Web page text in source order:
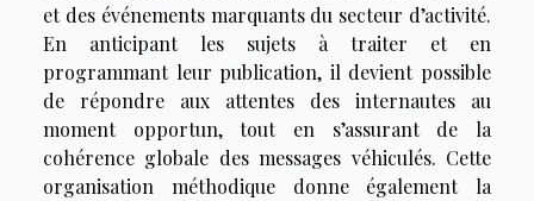
et des événements marquants du secteur d’activité.
En anticipant les sujets à traiter et en
programmant leur publication, il devient possible
de répondre aux attentes des internautes au
moment opportun, tout en s’assurant de la
cohérence globale des messages véhiculés. Cette
organisation méthodique donne également la